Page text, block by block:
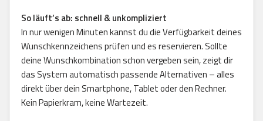
So läuft’s ab: schnell & unkompliziert
In nur wenigen Minuten kannst du die Verfügbarkeit deines
Wunschkennzeichens prüfen und es reservieren. Sollte
deine Wunschkombination schon vergeben sein, zeigt dir
das System automatisch passende Alternativen – alles
direkt über dein Smartphone, Tablet oder den Rechner.
Kein Papierkram, keine Wartezeit.